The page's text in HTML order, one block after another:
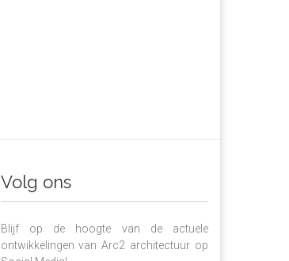
Volg ons
Blijf op de hoogte van de actuele
ontwikkelingen van Arc2 architectuur op